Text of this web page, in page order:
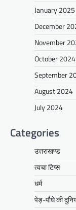
January 2025
December
November
October 2024
September
August 2024
July 2024
Categories
उत्तराखण्ड
त्वचा टिप्स
धर्म
पेड़-पौधे की